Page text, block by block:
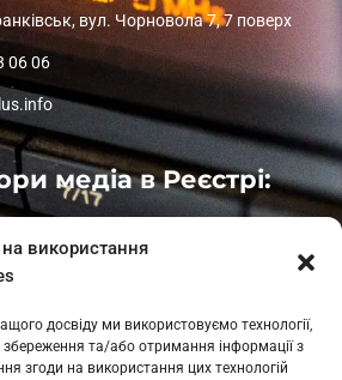
використання
досвіду ми використовуємо технології,
та/або отримання інформації з
згоди на використання цих технологій
вул. Чорновола 7, 7 поверх
06 06
медіа в Реєстрі: